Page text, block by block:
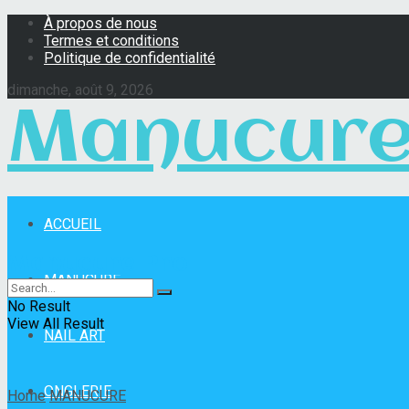
À propos de nous
Termes et conditions
Politique de confidentialité
dimanche, août 9, 2026
ACCUEIL
MANUCURE
NAIL ART
ONGLERIE
No Result
View All Result
Home MANUCURE